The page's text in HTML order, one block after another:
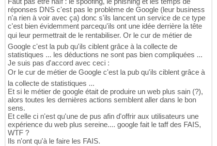
réponses DNS c'est pas le problème de Google (leur business
n'a rien à voir avec ça) donc s'ils lancent un service de ce type
c'est bien évidemment parcequ'ils ont une idée derrière la tête
qui leur permettrait de le rentabiliser. Or le cur de métier de
Google c'est la pub qu'ils ciblent grâce à la collecte de
statistiques ... les déductions ne sont pas bien compliquées ...
Je suis pas d'accord avec ceci :
Or le cur de métier de Google c'est la pub qu'ils ciblent grâce à
la collecte de statistiques ...
Et si le métier de google était de produire un web plus sain (?),
alors toutes les dernières actions semblent aller dans le bon
sens.
Et celle ci n'est qu'une de pus afin d'offrir aux utilisateurs une
expérience du web plus sereine.... google fait le taff des FAIS,
WTF ?
Ils n'ont qu'à le faire les FAIS.